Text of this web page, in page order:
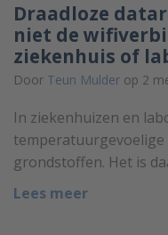
Draadloze
niet de
ziekenhuis of
Door Teun Mulder op 2
In ziekenhuizen en
grondstoffen. Het is
Lees meer